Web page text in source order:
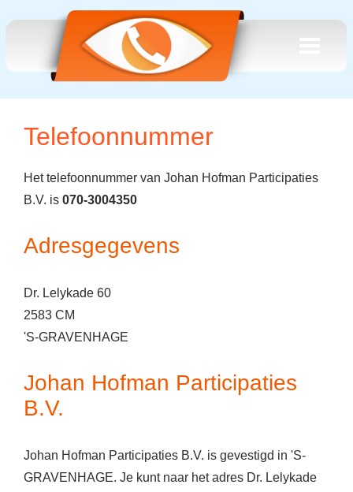
Telefoonnummer
Het telefoonnummer van Johan Hofman Participaties
B.V. is 070-3004350
Adresgegevens
Dr. Lelykade 60
2583 CM
'S-GRAVENHAGE
Johan Hofman Participaties
B.V.
Johan Hofman Participaties B.V. is gevestigd in 'S-
GRAVENHAGE. Je kunt naar het adres Dr. Lelykade